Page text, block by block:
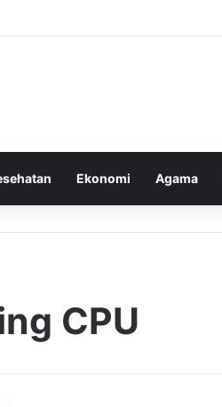
Ekonomi Agama
CPU